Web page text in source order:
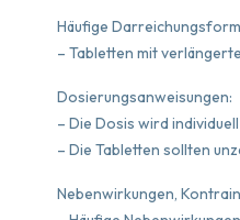
Häufige
– Tabletten mit
Dosierungsanweisungen:
– Die Dosis wird
– Die Tabletten sollten
Nebenwirkungen,